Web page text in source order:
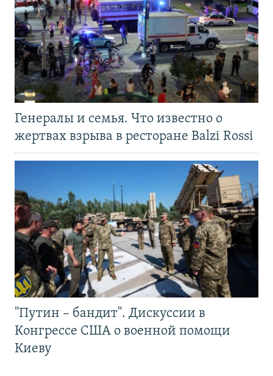
Генералы и семья. Что известно о
жертвах взрыва в ресторане Balzi Rossi
"Путин – бандит". Дискуссии в
Конгрессе США о военной помощи
Киеву